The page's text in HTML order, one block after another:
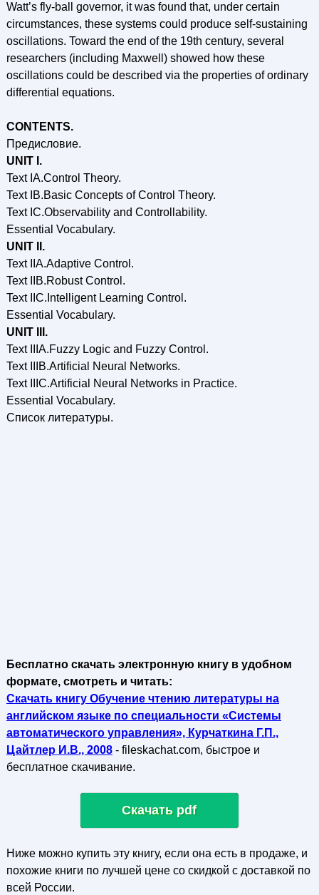
Watt’s fly-ball governor, it was found that, under certain
circumstances, these systems could produce self-sustaining
oscillations. Toward the end of the 19th century, several
researchers (including Maxwell) showed how these
oscillations could be described via the properties of ordinary
differential equations.
CONTENTS.
Предисловие.
UNIT I.
Text IA.Control Theory.
Text IB.Basic Concepts of Control Theory.
Text IC.Observability and Controllability.
Essential Vocabulary.
UNIT II.
Text IIA.Adaptive Control.
Text IIB.Robust Control.
Text IIC.Intelligent Learning Control.
Essential Vocabulary.
UNIT III.
Text IIIA.Fuzzy Logic and Fuzzy Control.
Text IIIB.Artificial Neural Networks.
Text IIIC.Artificial Neural Networks in Practice.
Essential Vocabulary.
Список литературы.
Бесплатно скачать электронную книгу в удобном
формате, смотреть и читать:
Скачать книгу Обучение чтению литературы на
английском языке по специальности «Системы
автоматического управления», Курчаткина Г.П.,
Цайтлер И.В., 2008- fileskachat.com, быстрое и
бесплатное скачивание.
Скачать pdf
Ниже можно купить эту книгу, если она есть в продаже, и
похожие книги по лучшей цене со скидкой с доставкой по
всей России.